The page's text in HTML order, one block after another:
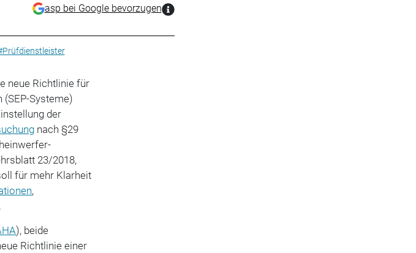
asp bei Google bevorzugen
neue Richtlinie für
Systeme)
der
nach §29
23/2018,
für mehr Klarheit
,
), beide
Richtlinie einer